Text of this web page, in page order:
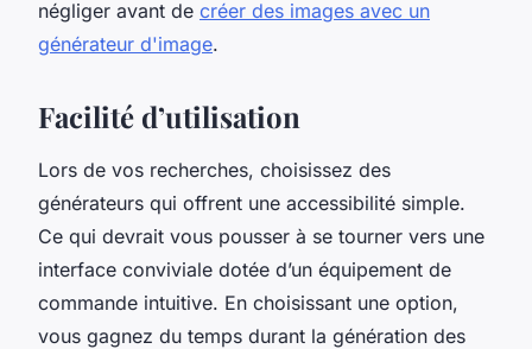
négliger avant de créer des images avec un
générateur d'image.
Facilité d’utilisation
Lors de vos recherches, choisissez des
générateurs qui offrent une accessibilité simple.
Ce qui devrait vous pousser à se tourner vers une
interface conviviale dotée d’un équipement de
commande intuitive. En choisissant une option,
vous gagnez du temps durant la génération des